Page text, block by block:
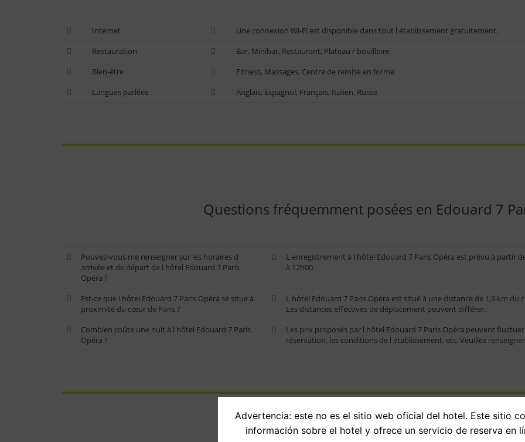
Internet
Une connexion Wi-Fi est disponible dans tout l établissement gratuitement.
Restauration
Bar, Minibar, Restaurant, Plateau / bouilloire
Bien-être
Fitness, Massages, Centre de remise en forme
Langues parlées
Anglais, Espagnol, Français, Italien, Russe
Questions fréquemment posées en Edouard 7
Pouvez-vous me renseigner sur les horaires d
arrivée et de départ de l hôtel Edouard 7 Paris
Opéra ?
L enregistrement à l hôtel Edouard 7 Paris Opéra est prévu à partir
à 12h00.
Est-ce que l hôtel Edouard 7 Paris Opéra se situe à
proximité du cœur de Paris ?
L hôtel Edouard 7 Paris Opéra est situé à une distance de 1,9 km
Les distances effectives de déplacement peuvent différer.
Combien coûte une nuit à l hôtel Edouard 7 Paris
Opéra ?
Les prix proposés par l hôtel Edouard 7 Paris Opéra peuvent
réservation, les conditions de l établissement, etc. Veuillez
Advertencia: este no es el sitio web oficial del hotel. Este sitio
información sobre el hotel y ofrece un servicio de reserva en